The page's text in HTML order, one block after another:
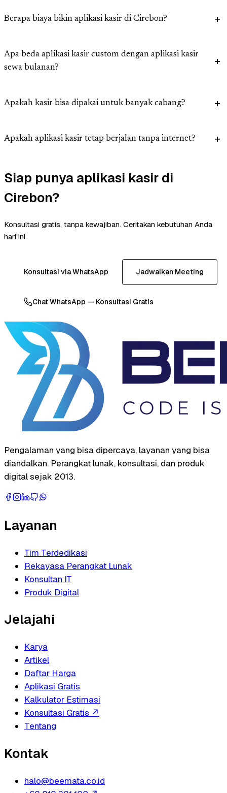
Berapa biaya bikin aplikasi kasir di Cirebon?
Apa beda aplikasi kasir custom dengan aplikasi kasir
sewa bulanan?
Apakah kasir bisa dipakai untuk banyak cabang?
Apakah aplikasi kasir tetap berjalan tanpa internet?
Siap punya aplikasi kasir di
Cirebon?
Konsultasi gratis, tanpa kewajiban. Ceritakan kebutuhan Anda
hari ini.
Konsultasi via WhatsApp Jadwalkan Meeting
Chat WhatsApp — Konsultasi Gratis
Pengalaman yang bisa dipercaya, layanan yang bisa
diandalkan. Perangkat lunak, konsultasi, dan produk
digital sejak 2013.
Layanan
Tim Terdedikasi
Rekayasa Perangkat Lunak
Konsultan IT
Produk Digital
Jelajahi
Karya
Artikel
Daftar Harga
Aplikasi Gratis
Kalkulator Estimasi
Konsultasi Gratis ↗
Tentang
Kontak
halo@beemata.co.id